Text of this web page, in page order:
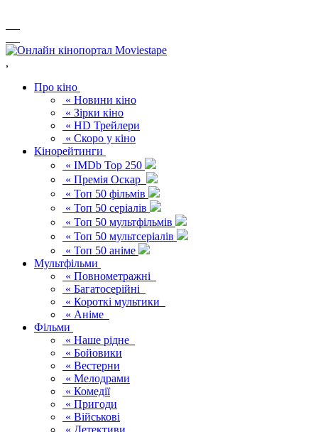
,
Про кіно
« Новини кіно
« Зірки кіно
« HD Трейлери
« Скоро у кіно
Кінорейтинги
« IMDb Top 250
« Премія Оскар
« Топ 50 фільмів
« Топ 50 серіалів
« Топ 50 мультфільмів
« Топ 50 мультсеріалів
« Топ 50 аніме
Мультфільми
« Повнометражні
« Багатосерійні
« Короткі мультики
« Аніме
Фільми
« Наше рідне
« Бойовики
« Вестерни
« Мелодрами
« Комедії
« Пригоди
« Військові
« Детективи